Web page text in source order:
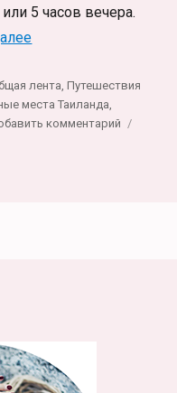
5 часов вечера.
«Пальмы и руины.
лента,Путешествия
места Таиланда,
комментарий